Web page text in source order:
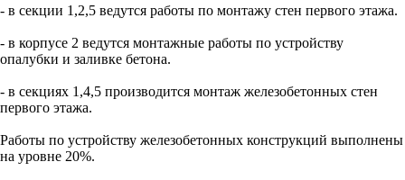
- в секции 1,2,5 ведутся работы по монтажу стен первого этажа.
- в корпусе 2 ведутся монтажные работы по устройству
опалубки и заливке бетона.
- в секциях 1,4,5 производится монтаж железобетонных стен
первого этажа.
Работы по устройству железобетонных конструкций выполнены
на уровне 20%.